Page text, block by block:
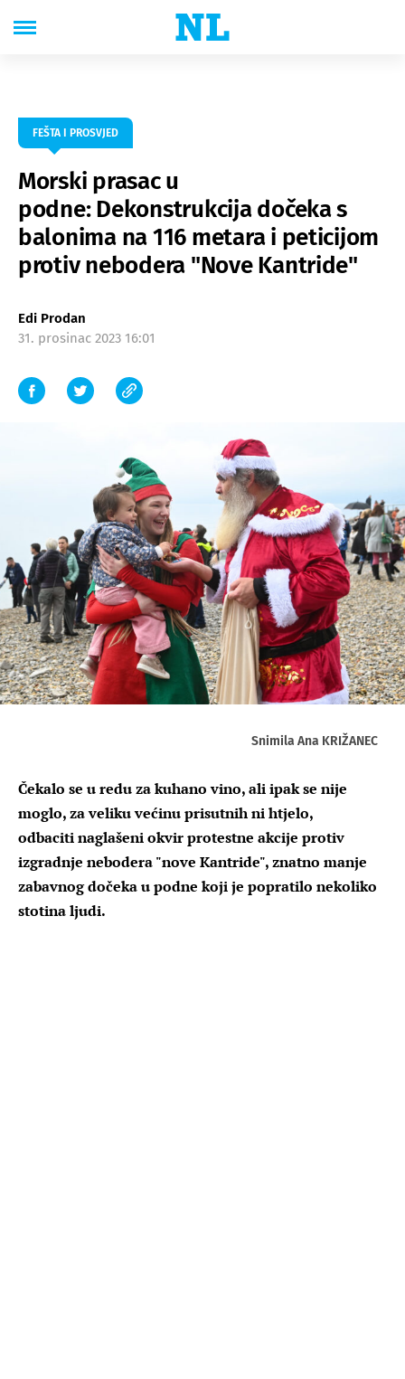
FEŠTA I PROSVJED
Morski prasac u
podne: Dekonstrukcija dočeka s
balonima na 116 metara i peticijom
protiv nebodera "Nove Kantride"
Edi Prodan
31. prosinac 2023 16:01
Snimila Ana KRIŽANEC
Čekalo se u redu za kuhano vino, ali ipak se nije
moglo, za veliku većinu prisutnih ni htjelo,
odbaciti naglašeni okvir protestne akcije protiv
izgradnje nebodera "nove Kantride", znatno manje
zabavnog dočeka u podne koji je popratilo nekoliko
stotina ljudi.